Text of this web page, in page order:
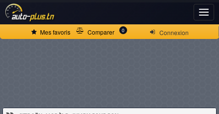
Connexion
Mes favoris Comparer 0
ACCUEIL